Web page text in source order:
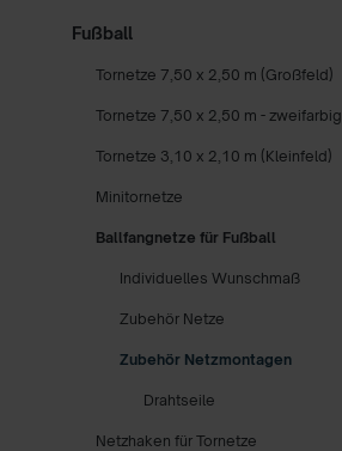
Fußball
Tornetze 7,50 x 2,50 m (Großfeld)
Tornetze 7,50 x 2,50 m - zweifarbig
Tornetze 3,10 x 2,10 m (Kleinfeld)
Minitornetze
Ballfangnetze für Fußball
Individuelles Wunschmaß
Zubehör Netze
Zubehör Netzmontagen
Drahtseile
Netzhaken für Tornetze